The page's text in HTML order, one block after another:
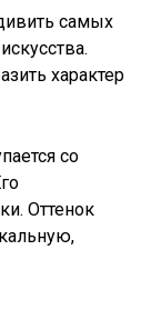
самых
характер
со
Оттенок